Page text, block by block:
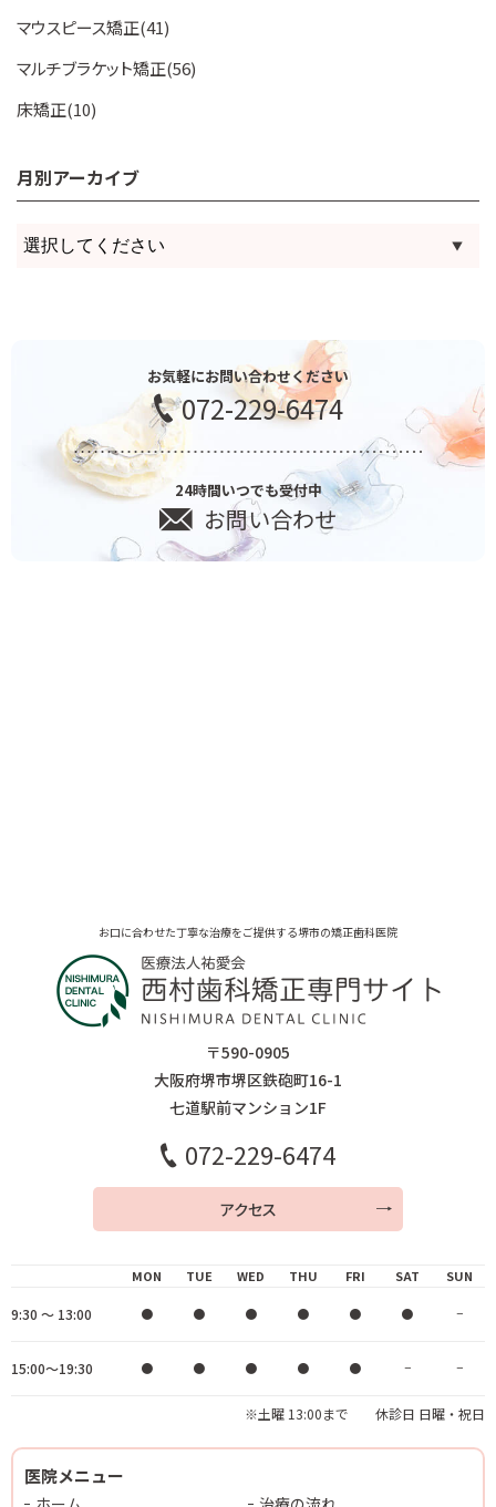
マウスピース矯正(41)
マルチブラケット矯正(56)
床矯正(10)
月別アーカイブ
お気軽にお問い合わせください
072-229-6474
24時間いつでも受付中
お問い合わせ
お口に合わせた丁寧な治療をご提供する堺市の矯正歯科医院
〒590-0905
大阪府堺市堺区鉄砲町16-1
七道駅前マンション1F
072-229-6474
アクセス
MON TUE WED THU FRI SAT SUN
※土曜 13:00まで 休診日 日曜・祝日
9:30 ～ 13:00 ● ● ● ● ● ● −
15:00～19:30 ● ● ● ● ● − −
医院メニュー